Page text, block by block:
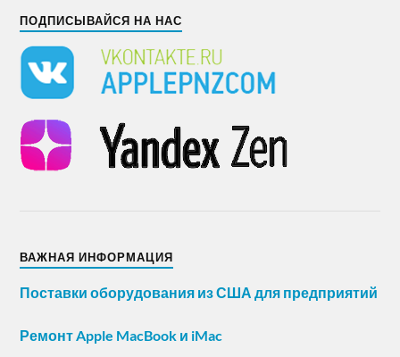
ПОДПИСЫВАЙСЯ НА НАС
ВАЖНАЯ ИНФОРМАЦИЯ
Поставки оборудования из США для предприятий
Ремонт Apple MacBook и iMac